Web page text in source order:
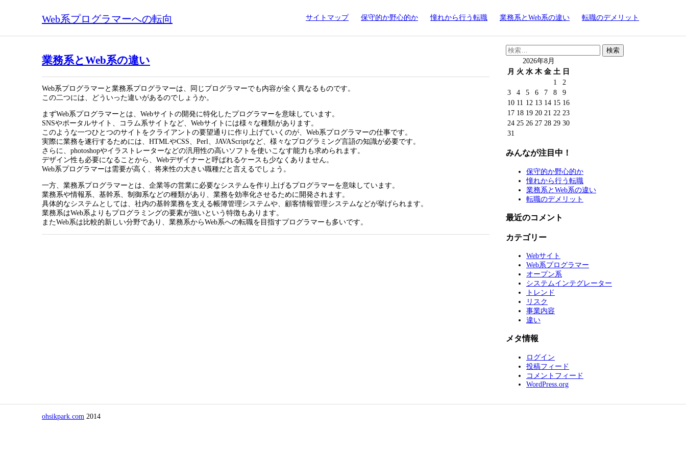
Web系プログラマーへの転向 サイトマップ 保守的か野心的か 憧れから行う転職 業務系とWeb系の違い 転職のデメリット
業務系とWeb系の違い
Web系プログラマーと業務系プログラマーは、同じプログラマーでも内容が全く異なるものです。
この二つには、どういった違いがあるのでしょうか。
まずWeb系プログラマーとは、Webサイトの開発に特化したプログラマーを意味しています。
SNSやポータルサイト、コラム系サイトなど、Webサイトには様々な種類があります。
このような一つひとつのサイトをクライアントの要望通りに作り上げていくのが、Web系プログラマーの仕事です。
実際に業務を遂行するためには、HTMLやCSS、Perl、JAVAScriptなど、様々なプログラミング言語の知識が必要です。
さらに、photoshopやイラストレーターなどの汎用性の高いソフトを使いこなす能力も求められます。
デザイン性も必要になることから、Webデザイナーと呼ばれるケースも少なくありません。
Web系プログラマーは需要が高く、将来性の大きい職種だと言えるでしょう。
一方、業務系プログラマーとは、企業等の営業に必要なシステムを作り上げるプログラマーを意味しています。
業務系や情報系、基幹系、制御系などの種類があり、業務を効率化させるために開発されます。
具体的なシステムとしては、社内の基幹業務を支える帳簿管理システムや、顧客情報管理システムなどが挙げられます。
業務系はWeb系よりもプログラミングの要素が強いという特徴もあります。
またWeb系は比較的新しい分野であり、業務系からWeb系への転職を目指すプログラマーも多いです。
検
索:
2026年8月
月 火 水 木 金 土 日
1
2
3
4 5 6 7 8
9
10 11 12 13 14 15 16
17 18 19 20 21 22 23
24 25 26 27 28 29 30
31
みんなが注目中！
保守的か野心的か
憧れから行う転職
業務系とWeb系の違い
転職のデメリット
最近のコメント
カテゴリー
Webサイト
Web系プログラマー
オープン系
システムインテグレーター
トレンド
リスク
事業内容
違い
メタ情報
ログイン
投稿フィード
コメントフィード
WordPress.org
ohsikpark.com 2014